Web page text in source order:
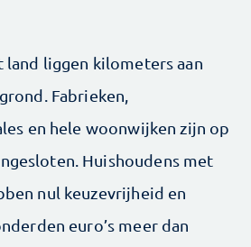
liggen kilometers aan
Fabrieken,
en hele woonwijken zijn op
Huishoudens met
nul keuzevrijheid en
euro’s meer dan